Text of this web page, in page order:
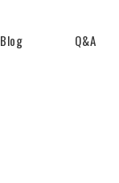
Blog Q&A